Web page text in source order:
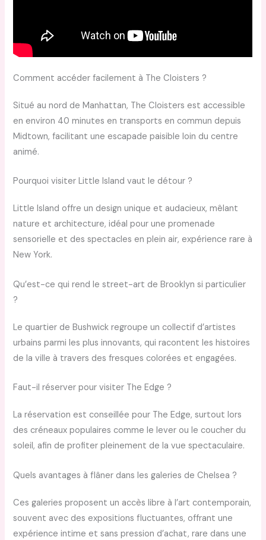
Comment accéder facilement à The Cloisters ?
Situé au nord de Manhattan, The Cloisters est accessible
en environ 40 minutes en transports en commun depuis
Midtown, facilitant une escapade paisible loin du centre
animé.
Pourquoi visiter Little Island vaut le détour ?
Little Island offre un design unique et audacieux, mêlant
nature et architecture, idéal pour une promenade
sensorielle et des spectacles en plein air, expérience rare à
New York.
Qu’est-ce qui rend le street-art de Brooklyn si particulier
?
Le quartier de Bushwick regroupe un collectif d’artistes
urbains parmi les plus innovants, qui racontent les histoires
de la ville à travers des fresques colorées et engagées.
Faut-il réserver pour visiter The Edge ?
La réservation est conseillée pour The Edge, surtout lors
des créneaux populaires comme le lever ou le coucher du
soleil, afin de profiter pleinement de la vue spectaculaire.
Quels avantages à flâner dans les galeries de Chelsea ?
Ces galeries proposent un accès libre à l’art contemporain,
souvent avec des expositions fluctuantes, offrant une
expérience intime et sans pression d’achat, rare dans une